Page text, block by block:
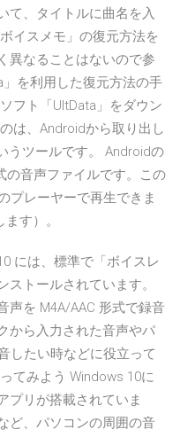
て、タイトルに曲名を入
イスメモ」の復元方法を
異なることはないので参
を利用した復元方法の手
フト「UltData」をダウン
は、Androidから取り出し
うツールです。 Androidの
の音声ファイルです。この
プレーヤーで再生できま
す）。
には、標準で「ボイスレ
トールされています。
声を M4A/AAC 形式で録音
から入力された音声やパ
したい時などに役立って
てみよう Windows 10に
プリが搭載されていま
ど、パソコンの周囲の音